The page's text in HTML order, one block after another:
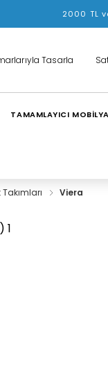
2000 TL
Tasarla
TAMAMLAYICI MOBİLYA
Viera